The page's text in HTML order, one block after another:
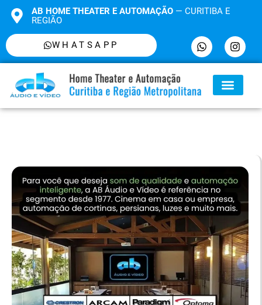
AB HOME THEATER E AUTOMAÇÃO— CURITIBA E
REGIÃO
WHATSAPP